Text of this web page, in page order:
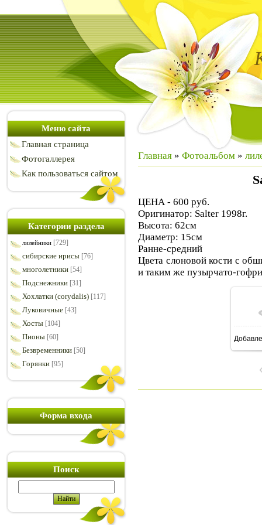
Меню сайта
Главная страница
Фотогаллерея
Как пользоваться сайтом
Категории раздела
лилейники [729]
сибирские ирисы [76]
многолетники [54]
Подснежники [31]
Хохлатки (corydalis) [117]
Луковичные [43]
Хосты [104]
Пионы [60]
Безвременники [50]
Горянки [95]
Форма входа
Поиск
Главная » Фотоальбом »
ЦЕНА - 600 руб.
Оригинатор: Salter 1998г.
Высота: 62см
Диаметр: 15см
Ранне-средний
Цвета слоновой кости с
и таким же пузырчато-